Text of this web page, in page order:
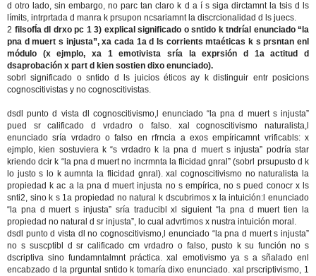
d otro lado, sin embargo, no parc tan claro k d a í s siga dirctamnt la tsis d ls
límits, intrprtada d manra k prsupon ncsariamnt la discrcionalidad d ls juecs.
2 filsofÍa dl drxo pc 1 3) explical significado o sntido k tndríal enunciado “la
pna d muert s injusta”, xa cada 1a d ls corrients mtaéticas k s prsntan enl
módulo (x ejmplo, xa 1 emotivista sría la exprsión d 1a actitud d
dsaprobación x part d kien sostien dixo enunciado).
sobrl significado o sntido d ls juicios éticos ay k distinguir entr posicions
cognoscitivistas y no cognoscitivistas.
dsdl punto d vista dl cognoscitivismo,l enunciado “la pna d muert s injusta”
pued sr calificado d vrdadro o falso. xal cognoscitivismo naturalista,l
enunciado sría vrdadro o falso en rfrncia a exos empíricamnt vrificabls: x
ejmplo, kien sostuviera k “s vrdadro k la pna d muert s injusta” podría star
kriendo dcir k “la pna d muert no incrmnta la flicidad gnral” (sobrl prsupusto d k
lo justo s lo k aumnta la flicidad gnral). xal cognoscitivismo no naturalista la
propiedad k ac a la pna d muert injusta no s empírica, no s pued conocr x ls
snti2, sino k s 1a propiedad no natural k dscubrimos x la intuición:l enunciado
“la pna d muert s injusta” sría traducibl xl siguient “la pna d muert tien la
propiedad no natural d sr injusta”, lo cual advrtimos x nustra intuición moral.
dsdl punto d vista dl no cognoscitivismo,l enunciado “la pna d muert s injusta”
no s suscptibl d sr calificado cm vrdadro o falso, pusto k su función no s
dscriptiva sino fundamntalmnt práctica. xal emotivismo ya s a sñalado enl
encabzado d la prguntal sntido k tomaría dixo enunciado. xal prscriptivismo, 1